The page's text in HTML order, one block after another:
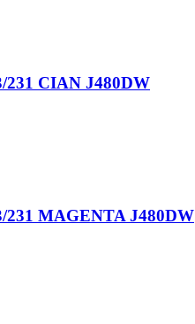
CIAN J480DW
MAGENTA J480DW